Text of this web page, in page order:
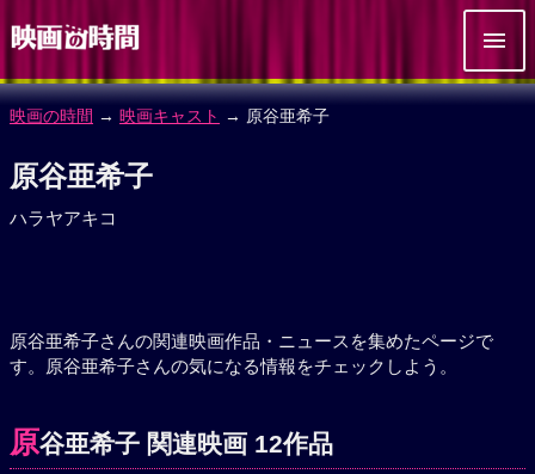
映画の時間 → 映画キャスト → 原谷亜希子
原谷亜希子
ハラヤアキコ
原谷亜希子さんの関連映画作品・ニュースを集めたページで
す。原谷亜希子さんの気になる情報をチェックしよう。
原谷亜希子 関連映画 12作品